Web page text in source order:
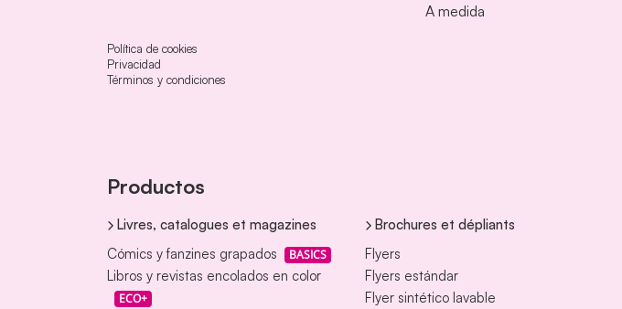
Política de cookies
Privacidad
Términos y condiciones
A medida
Productos
Livres, catalogues et magazines
Cómics y fanzines grapados
BASICS
Libros y revistas encolados en color
ECO+
Brochures et dépliants
Flyers
Flyers estándar
Flyer sintético lavable